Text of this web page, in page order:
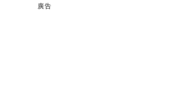
廣告